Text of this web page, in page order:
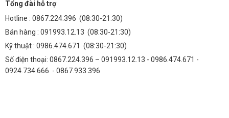
Tổng đài hỗ trợ
Hotline : 0867.224.396 (08:30-21:30)
Bán hàng : 091993.12.13 (08:30-21:30)
Kỹ thuật : 0986.474.671 (08:30-21:30)
Số điện thoại: 0867.224.396 – 091993.12.13 - 0986.474.671 -
0924.734.666 - 0867.933.396